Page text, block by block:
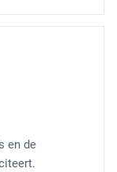
en de